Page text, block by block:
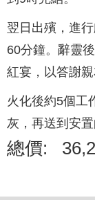
翌日出殯，進
60分鐘。辭靈
紅宴，以答謝親
火化後約5個工
灰，再送到安置
總價: